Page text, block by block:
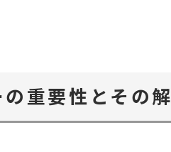
重要性とその